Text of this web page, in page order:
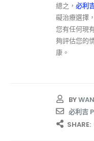
總之， 必利
礙治療選擇
您有任何現
夠評估您的
康。
BY
必利吉
SHARE: